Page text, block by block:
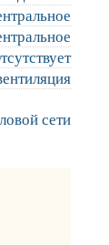
сети